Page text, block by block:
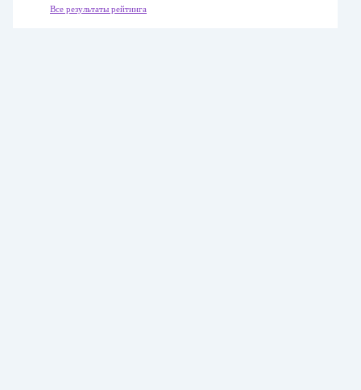
Все результаты рейтинга